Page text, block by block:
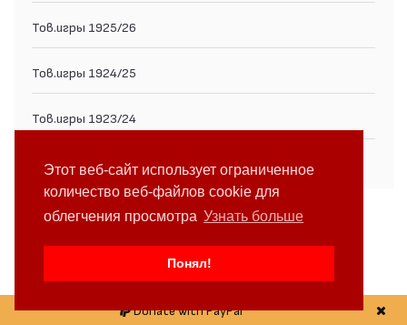
Этот веб-сайт использует ограниченное
количество веб-файлов cookie для
облегчения просмотра Узнать больше
Понял!
Тов.игры 1925/26
Тов.игры 1924/25
Тов.игры 1923/24
Тов. игры 1922/23
Donate with PayPal